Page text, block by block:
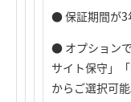
● 保証期間が3
● オプション
サイト保守」
からご選択可能